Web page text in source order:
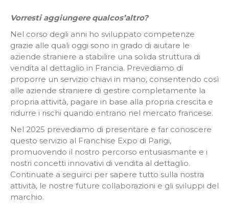
Vorresti aggiungere qualcos’altro?
Nel corso degli anni ho sviluppato competenze
grazie alle quali oggi sono in grado di aiutare le
aziende straniere a stabilire una solida struttura di
vendita al dettaglio in Francia. Prevediamo di
proporre un servizio chiavi in ​​mano, consentendo così
alle aziende straniere di gestire completamente la
propria attività, pagare in base alla propria crescita e
ridurre i rischi quando entrano nel mercato francese.
Nel 2025 prevediamo di presentare e far conoscere
questo servizio al Franchise Expo di Parigi,
promuovendo il nostro percorso entusiasmante e i
nostri concetti innovativi di vendita al dettaglio.
Continuate a seguirci per sapere tutto sulla nostra
attività, le nostre future collaborazioni e gli sviluppi del
marchio.